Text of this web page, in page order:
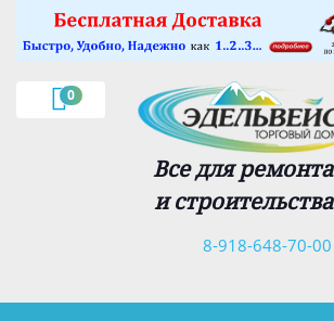
0
Все для ремонта
и строительства
8-918-648-70-00